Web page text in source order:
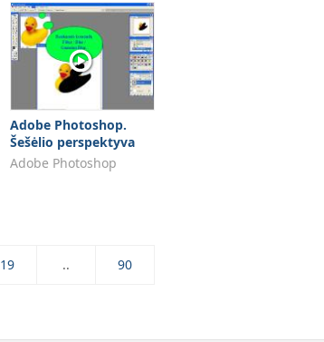
Adobe Photoshop.
Šešėlio perspektyva
Adobe Photoshop
19 .. 90